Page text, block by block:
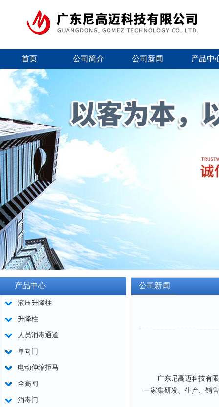
首页 公司简介 公司新闻 产品中
产品中心
液压升降柱
升降柱
人员消毒通道
单向门
电动伸缩拒马
全高闸
消毒门
公司新闻
广东尼高迈科技有限
一家集研发、生产、销